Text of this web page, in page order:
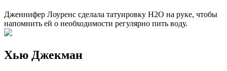
Дженнифер Лоуренс сделала татуировку H2O на руке, чтобы
напомнить ей о необходимости регулярно пить воду.
Хью Джекман